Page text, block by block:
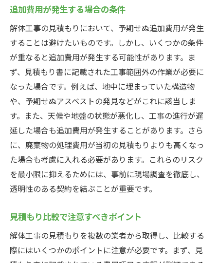
追加費用が発生する場合の条件
解体工事の見積もりにおいて、予期せぬ追加費用が発生
することは避けたいものです。しかし、いくつかの条件
が重なると追加費用が発生する可能性があります。ま
ず、見積もり書に記載された工事範囲外の作業が必要に
なった場合です。例えば、地中に埋まっていた構造物
や、予期せぬアスベストの発見などがこれに該当しま
す。また、天候や地盤の状態が悪化し、工事の進行が遅
延した場合も追加費用が発生することがあります。さら
に、廃棄物の処理費用が当初の見積もりよりも高くなっ
た場合も考慮に入れる必要があります。これらのリスク
を最小限に抑えるためには、事前に現場調査を徹底し、
透明性のある契約を結ぶことが重要です。
見積もり比較で注意すべきポイント
解体工事の見積もりを複数の業者から取得し、比較する
際にはいくつかのポイントに注意が必要です。まず、見